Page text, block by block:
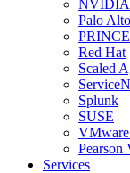
NVIDIA
Palo Alto
Red Hat
Scaled
Splunk
SUSE
Pearson
Services